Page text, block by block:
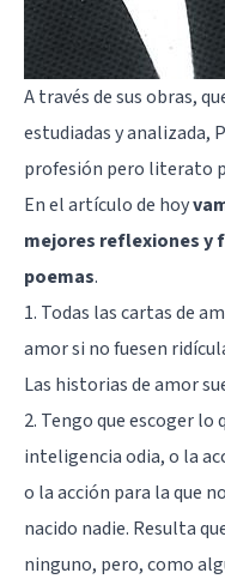
A través de sus obras,
estudiadas y analizada,
profesión pero literato
En el artículo de hoy
mejores reflexiones y
poemas.
1. Todas las cartas de
amor si no fuesen
Las historias de amor
2. Tengo que escoger lo
inteligencia odia, o la
o la acción para la que
nacido nadie. Resulta
ninguno, pero, como